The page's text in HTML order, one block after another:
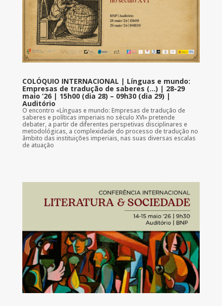
COLÓQUIO INTERNACIONAL | Línguas e mundo:
Empresas de tradução de saberes (…) | 28-29
maio ’26 | 15h00 (dia 28) – 09h30 (dia 29) |
Auditório
O encontro «Línguas e mundo: Empresas de tradução de
saberes e políticas imperiais no século XVI» pretende
debater, a partir de diferentes perspetivas disciplinares e
metodológicas, a complexidade do processo de tradução no
âmbito das instituições imperiais, nas suas diversas escalas
de atuação